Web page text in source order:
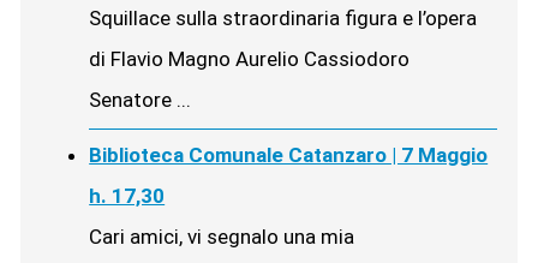
Squillace sulla straordinaria figura e l’opera
di Flavio Magno Aurelio Cassiodoro
Senatore ...
Biblioteca Comunale Catanzaro | 7 Maggio
h. 17,30
Cari amici, vi segnalo una mia